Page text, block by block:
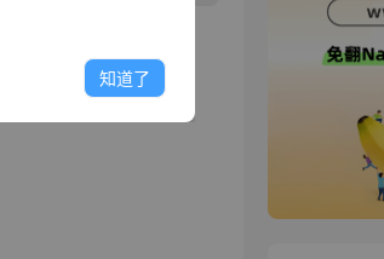
知道了